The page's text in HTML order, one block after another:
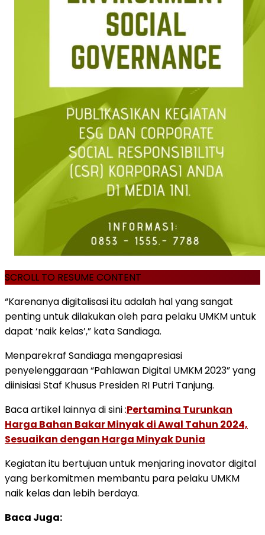
SCROLL TO RESUME CONTENT
“Karenanya digitalisasi itu adalah hal yang sangat
penting untuk dilakukan oleh para pelaku UMKM untuk
dapat ‘naik kelas’,” kata Sandiaga.
Menparekraf Sandiaga mengapresiasi
penyelenggaraan “Pahlawan Digital UMKM 2023” yang
diinisiasi Staf Khusus Presiden RI Putri Tanjung.
Baca artikel lainnya di sini :Pertamina Turunkan
Harga Bahan Bakar Minyak di Awal Tahun 2024,
Sesuaikan dengan Harga Minyak Dunia
Kegiatan itu bertujuan untuk menjaring inovator digital
yang berkomitmen membantu para pelaku UMKM
naik kelas dan lebih berdaya.
Baca Juga: